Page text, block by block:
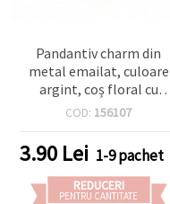
Pandantiv charm din
metal emailat, culoare
argint, coș floral cu
ghiocel, buburuză și
x 5 mm, orificiu 2 mm, 2
buc.
COD: 156107
3.90Lei 1-9 pachet
REDUCERI
PENTRU CANTITATE